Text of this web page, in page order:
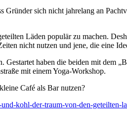
sich nicht jahrelang an
Läden populär zu machen.
nicht nutzen und jene, die eine
haben die beiden mit dem
mit einem Yoga-Workshop.
Café als Bar nutzen?
kohl-der-traum-von-den-geteilten-